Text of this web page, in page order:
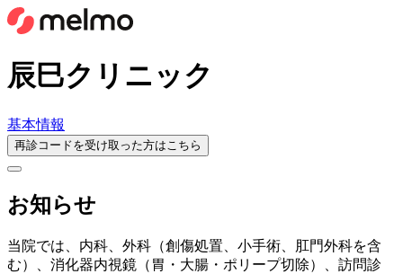
辰巳クリニック
基本情報
再診コードを受け取った方はこちら
お知らせ
当院では、内科、外科（創傷処置、小手術、肛門外科を含
む）、消化器内視鏡（胃・大腸・ポリープ切除）、訪問診